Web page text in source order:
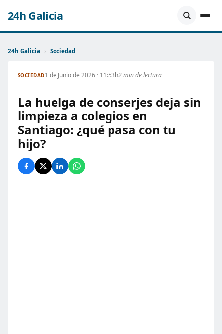
24h Galicia
24h Galicia › Sociedad
SOCIEDAD1 de Junio de 2026 · 11:53h2 min de lectura
La huelga de conserjes deja sin
limpieza a colegios en
Santiago: ¿qué pasa con tu
hijo?